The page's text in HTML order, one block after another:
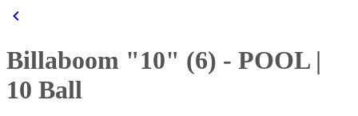
Billaboom "10" (6) - POOL|
10 Ball